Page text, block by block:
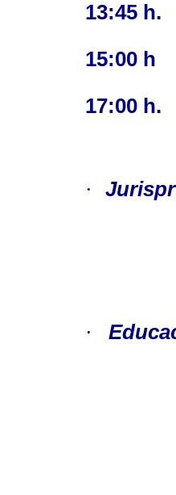
13:45 h.
15:00 h
17:00 h.
·
D.
·
D. ª